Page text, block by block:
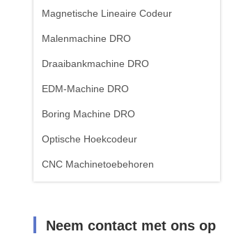
Magnetische Lineaire Codeur
Malenmachine DRO
Draaibankmachine DRO
EDM-Machine DRO
Boring Machine DRO
Optische Hoekcodeur
CNC Machinetoebehoren
Neem contact met ons op